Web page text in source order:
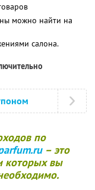
можно найти на
салона.
по
– это
которых вы